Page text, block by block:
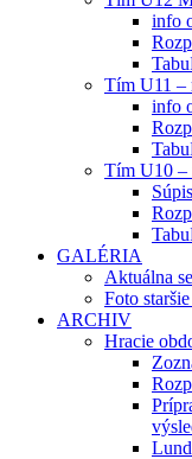
info
Tím U11 –
info
Tím U10 –
GALÉRIA
Aktuálna
Foto
ARCHIV
Hracie